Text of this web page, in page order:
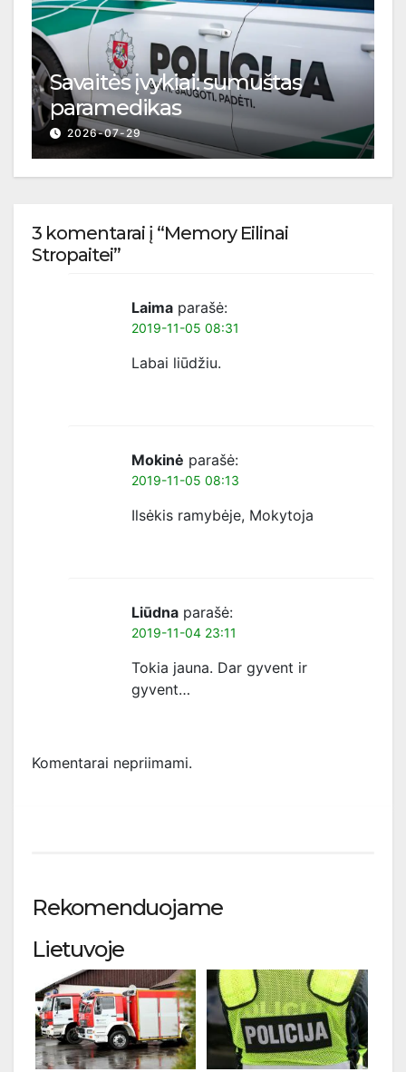
Savaitės įvykiai: sumuštas
paramedikas
2026-07-29
3 komentarai į “Memory Eilinai
Stropaitei”
Laima parašė:
2019-11-05 08:31
Labai liūdžiu.
Mokinė parašė:
2019-11-05 08:13
Ilsėkis ramybėje, Mokytoja
Liūdna parašė:
2019-11-04 23:11
Tokia jauna. Dar gyvent ir
gyvent…
Komentarai nepriimami.
Rekomenduojame
Lietuvoje